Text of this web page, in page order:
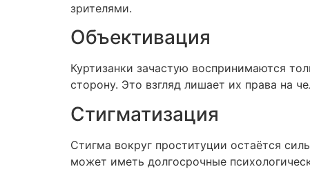
зрителями.
Объективация
Куртизанки зачастую воспринимаются
сторону. Это взгляд лишает их права на
Стигматизация
Стигма вокруг проституции остаётся
может иметь долгосрочные